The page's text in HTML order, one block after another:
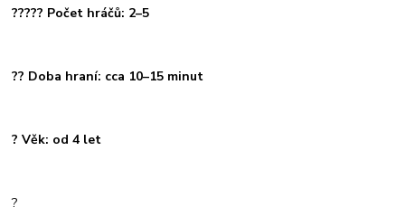
????? Počet hráčů: 2–5
?? Doba hraní: cca 10–15 minut
? Věk: od 4 let
?